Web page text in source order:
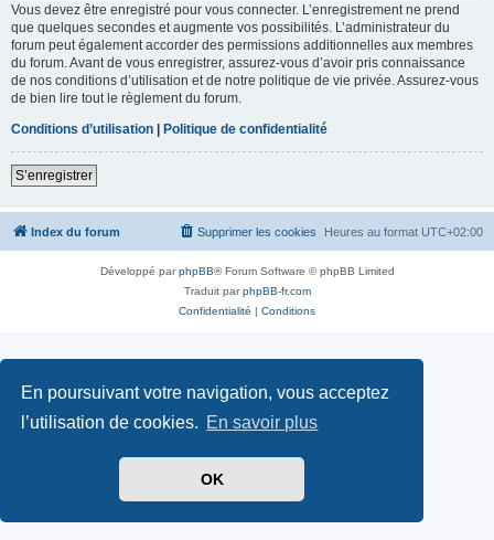
En poursuivant votre navigation, vous acceptez
l’utilisation de cookies. En savoir plus
OK
Vous devez être enregistré pour vous connecter. L’enregistrement ne prend
que quelques secondes et augmente vos possibilités. L’administrateur du
forum peut également accorder des permissions additionnelles aux membres
du forum. Avant de vous enregistrer, assurez-vous d’avoir pris connaissance
de nos conditions d’utilisation et de notre politique de vie privée. Assurez-vous
de bien lire tout le règlement du forum.
Conditions d’utilisation | Politique de confidentialité
S’enregistrer
Index du forum Heures au format UTC+02:00
Supprimer les cookies
Développé parphpBB® Forum Software © phpBB Limited
Traduit parphpBB-fr.com
Confidentialité | Conditions